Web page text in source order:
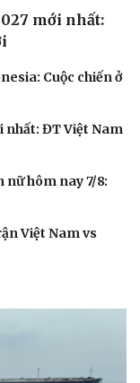
mới nhất:
Cuộc chiến ở
nhất: ĐT Việt Nam
nữ hôm nay 7/8:
Việt Nam vs